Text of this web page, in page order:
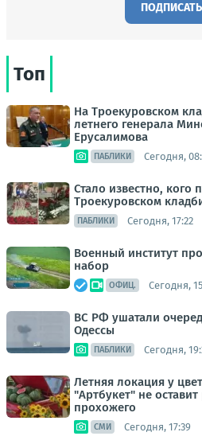
Топ
На Троекуровском
летнего генерала
Ерусалимова
ПАБЛИКИ Сегодня,
Стало известно, кого
Троекуровском
ПАБЛИКИ Сегодня, 17:22
Военный институт
набор
ОФИЦ. Сегодня,
ВС РФ ушатали
Одессы
ПАБЛИКИ Сегодня,
Летняя локация у
"Артбукет" не
прохожего
СМИ Сегодня, 17:39